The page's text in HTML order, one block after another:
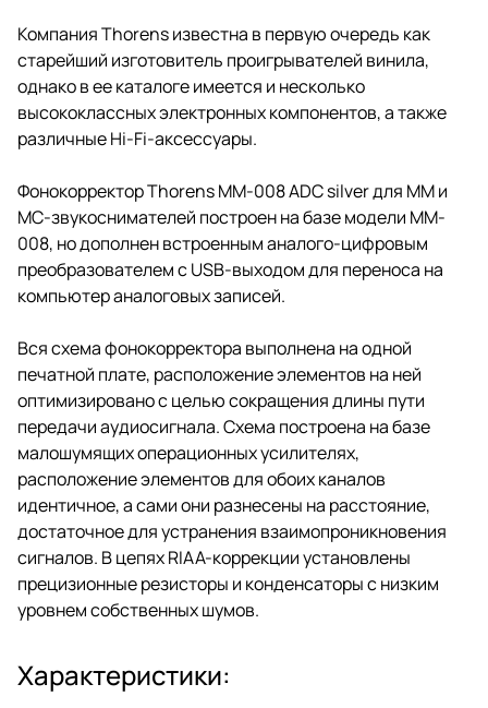
Компания Thorens известна в первую очередь как
старейший изготовитель проигрывателей винила,
однако в ее каталоге имеется и несколько
высококлассных электронных компонентов, а также
различные Hi-Fi-аксессуары.
Фонокорректор Thorens ММ-008 ADC silver для MM и
MC-звукоснимателей построен на базе модели MM-
008, но дополнен встроенным аналого-цифровым
преобразователем с USB-выходом для переноса на
компьютер аналоговых записей.
Вся схема фонокорректора выполнена на одной
печатной плате, расположение элементов на ней
оптимизировано с целью сокращения длины пути
передачи аудиосигнала. Схема построена на базе
малошумящих операционных усилителях,
расположение элементов для обоих каналов
идентичное, а сами они разнесены на расстояние,
достаточное для устранения взаимопроникновения
сигналов. В цепях RIAA-коррекции установлены
прецизионные резисторы и конденсаторы с низким
уровнем собственных шумов.
Характеристики: